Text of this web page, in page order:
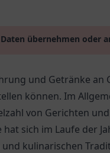
übernehmen oder
und Getränke
können. Im
von Gerichten
sich im Laufe der
kulinarischen